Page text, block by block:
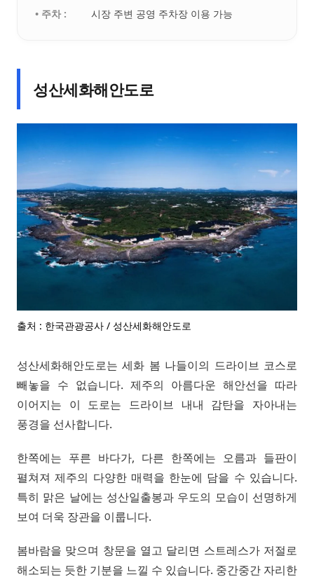
• 주차 :
시장 주변 공영 주차장 이용 가능
성산세화해안도로
출처 : 한국관광공사 / 성산세화해안도로
성산세화해안도로는 세화 봄 나들이의 드라이브 코스로
빼놓을 수 없습니다. 제주의 아름다운 해안선을 따라
이어지는 이 도로는 드라이브 내내 감탄을 자아내는
풍경을 선사합니다.
한쪽에는 푸른 바다가, 다른 한쪽에는 오름과 들판이
펼쳐져 제주의 다양한 매력을 한눈에 담을 수 있습니다.
특히 맑은 날에는 성산일출봉과 우도의 모습이 선명하게
보여 더욱 장관을 이룹니다.
봄바람을 맞으며 창문을 열고 달리면 스트레스가 저절로
해소되는 듯한 기분을 느낄 수 있습니다. 중간중간 자리한